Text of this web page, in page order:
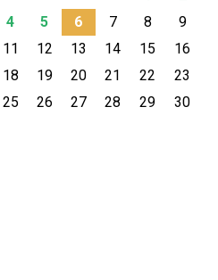
4 5 6 7 8
9
11 12 13 14 15
16
18 19 20 21 22
23
25 26 27 28 29
30